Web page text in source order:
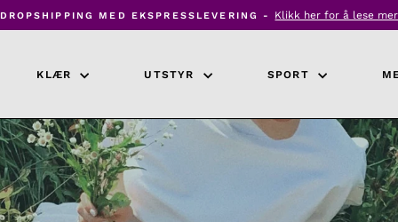
Pause
DROPSHIPPING MED EKSPRESSLEVERING - Klikk her for å lese mer
KLÆR UTSTYR SPORT